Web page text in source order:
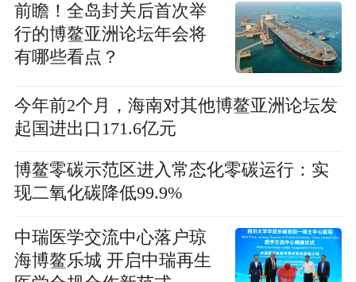
前瞻！全岛封关后首次举
行的博鳌亚洲论坛年会将
有哪些看点？
今年前2个月，海南对其他博鳌亚洲论坛发
起国进出口171.6亿元
博鳌零碳示范区进入常态化零碳运行：实
现二氧化碳降低99.9%
中瑞医学交流中心落户琼
海博鳌乐城 开启中瑞再生